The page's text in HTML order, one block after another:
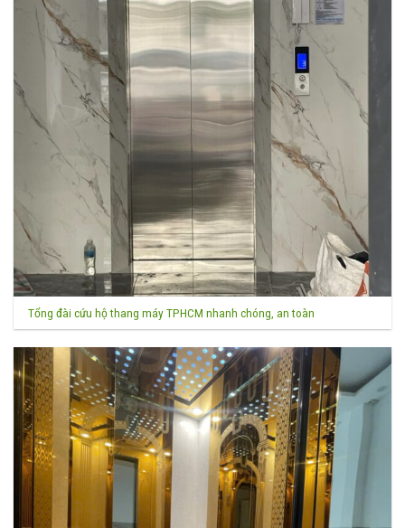
Tổng đài cứu hộ thang máy TPHCM nhanh chóng, an toàn